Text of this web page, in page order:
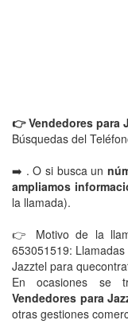
👉 Vendedores para
Búsquedas del
➡️ . O si busca un
ampliamos
la llamada).
👉 Motivo de la
653051519:
Jazztel para
En ocasiones se
Vendedores para
otras gestiones